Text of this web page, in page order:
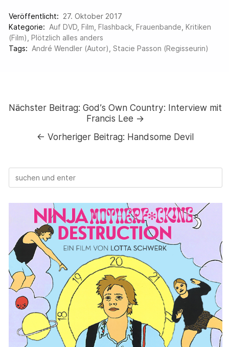
Veröffentlicht: 27. Oktober 2017
Kategorie: Auf DVD, Film, Flashback, Frauenbande, Kritiken
(Film), Plötzlich alles anders
Tags: André Wendler (Autor),Stacie Passon (Regisseurin)
Nächster Beitrag:God’s Own Country: Interview mit
Francis Lee →
←Vorheriger Beitrag: Handsome Devil